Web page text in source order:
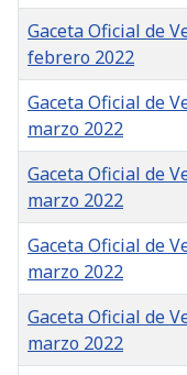
Gaceta Oficial de
febrero 2022
Gaceta Oficial de
marzo 2022
Gaceta Oficial de
marzo 2022
Gaceta Oficial de
marzo 2022
Gaceta Oficial de
marzo 2022